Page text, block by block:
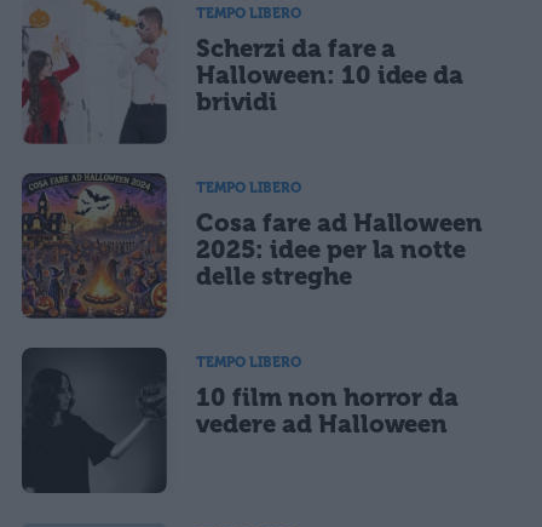
TEMPO LIBERO
Scherzi da fare a
Halloween: 10 idee da
brividi
TEMPO LIBERO
Cosa fare ad Halloween
2025: idee per la notte
delle streghe
TEMPO LIBERO
10 film non horror da
vedere ad Halloween